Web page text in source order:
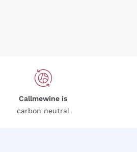
Callmewine is
carbon neutral